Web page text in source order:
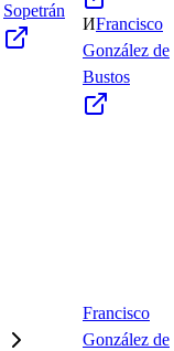
Sopetrán
ИFrancisco
González de
Bustos
Francisco
González de